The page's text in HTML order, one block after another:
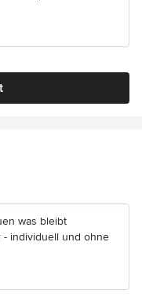
was bleibt
individuell und ohne